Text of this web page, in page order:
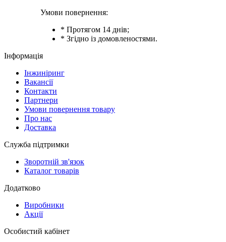
Умови повернення:
* Протягом 14 днів;
* Згідно із домовленостями.
Інформація
Інжиніринг
Вакансії
Контакти
Партнери
Умови повернення товару
Про нас
Доставка
Служба підтримки
Зворотній зв'язок
Каталог товарів
Додатково
Виробники
Акції
Особистий кабінет